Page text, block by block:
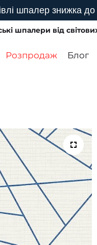
шпалер знижка
шпалери від
Розпродаж Блог